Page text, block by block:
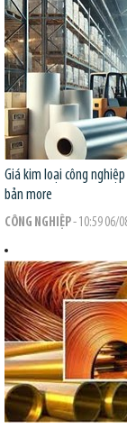
Giá kim loại công
bản more
CÔNG NGHIỆP- 10:59 06/